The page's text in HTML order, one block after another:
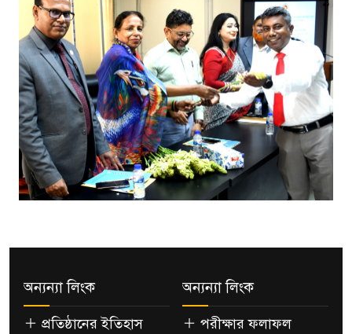
অন্যন্যা লিংক
প্রতিষ্ঠানের ইতিহাস
অন্যন্যা লিংক
পরীক্ষার ফলাফল